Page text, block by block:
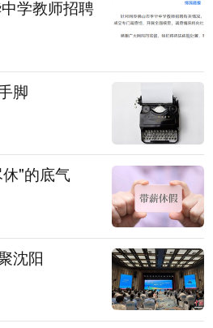
学教师招聘
脚
"的底气
沈阳